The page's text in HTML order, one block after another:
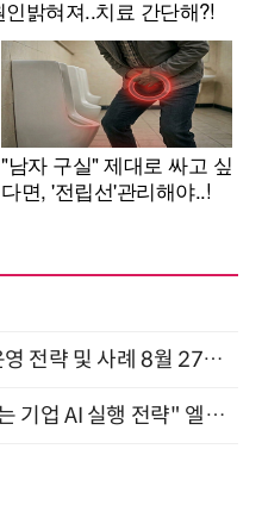
성과를 만드는 AI 에이전트 운영 전략 및 사례 8월 27일 개최
"AI ROI 시대, 투자 성과 높이는 기업 AI 실행 전략" 엘타워 6층 (9월 18일)